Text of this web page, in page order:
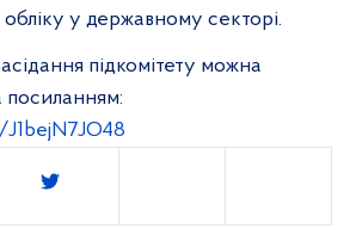
обліку у державному секторі.
підкомітету можна
посиланням: